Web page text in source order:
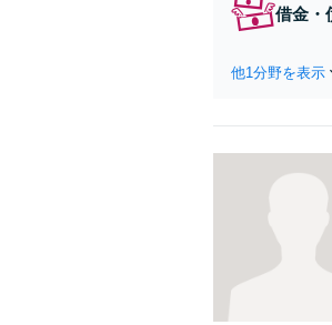
借金・
他1分野を表示